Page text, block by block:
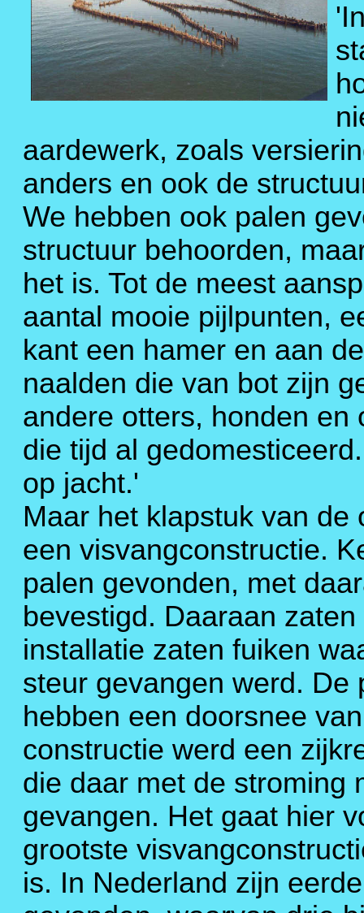
aardewerk, zoals
anders en ook de
We hebben ook palen
structuur behoorden,
het is. Tot de meest
aantal mooie pijlpunten,
kant een hamer en aan
naalden die van bot zijn
andere otters, honden en
die tijd al
op jacht.'
Maar het klapstuk van
een visvangconstructie.
palen gevonden, met
bevestigd. Daaraan
installatie zaten fuiken
steur gevangen werd. De
hebben een doorsnee
constructie werd een
die daar met de stroming
gevangen. Het gaat hier
grootste
is. In Nederland zijn